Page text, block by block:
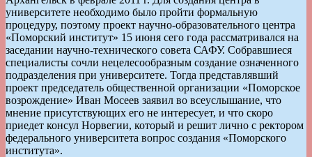
университете необходимо было пройти формальную
процедуру, поэтому проект научно-образовательного центра
«Поморский институт» 15 июня сего года рассматривался на
заседании научно-технического совета САФУ. Собравшиеся
специалисты сочли нецелесообразным создание означенного
подразделения при университете. Тогда представлявший
проект председатель общественной организации «Поморское
возрождение» Иван Мосеев заявил во всеуслышание, что
мнение присутствующих его не интересует, и что скоро
приедет консул Норвегии, который и решит лично с ректором
федерального университета вопрос создания «Поморского
института».